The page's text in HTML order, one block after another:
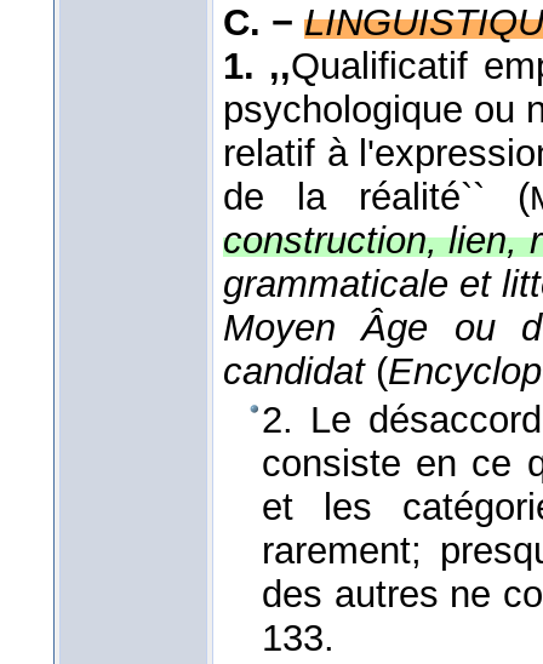
C. −
1. ,,Qualificatif
psychologique ou
relatif à
de la réalité`` (
construction, lien,
grammaticale et
Moyen Âge ou
candidat (
2. Le
consiste en ce
et les
rarement;
des autres ne
133.